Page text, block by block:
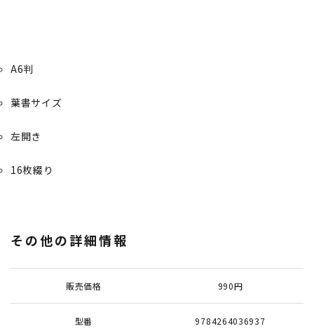
A6判
葉書サイズ
左開き
16枚綴り
その他の詳細情報
販売価格 990円
型番 9784264036937